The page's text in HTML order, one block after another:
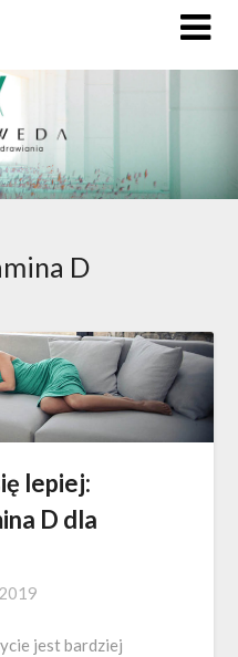
D
lepiej:
D dla
jest bardziej